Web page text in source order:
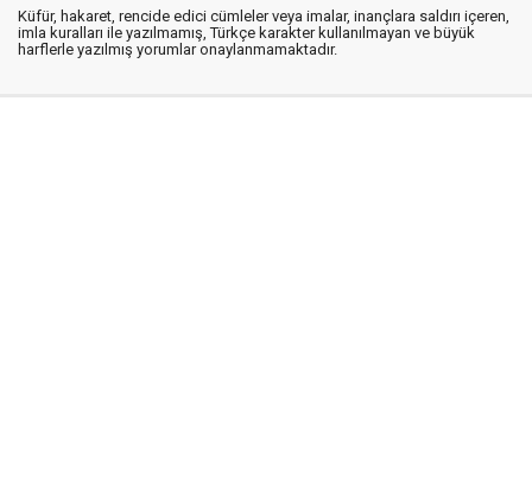
Küfür, hakaret, rencide edici cümleler veya imalar, inançlara saldırı içeren,
imla kuralları ile yazılmamış, Türkçe karakter kullanılmayan ve büyük
harflerle yazılmış yorumlar onaylanmamaktadır.